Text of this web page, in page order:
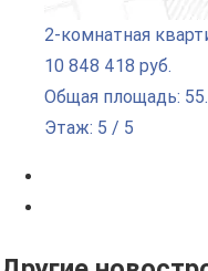
2-комнатная
10 848 418 руб.
Общая площадь:
Этаж: 5 / 5